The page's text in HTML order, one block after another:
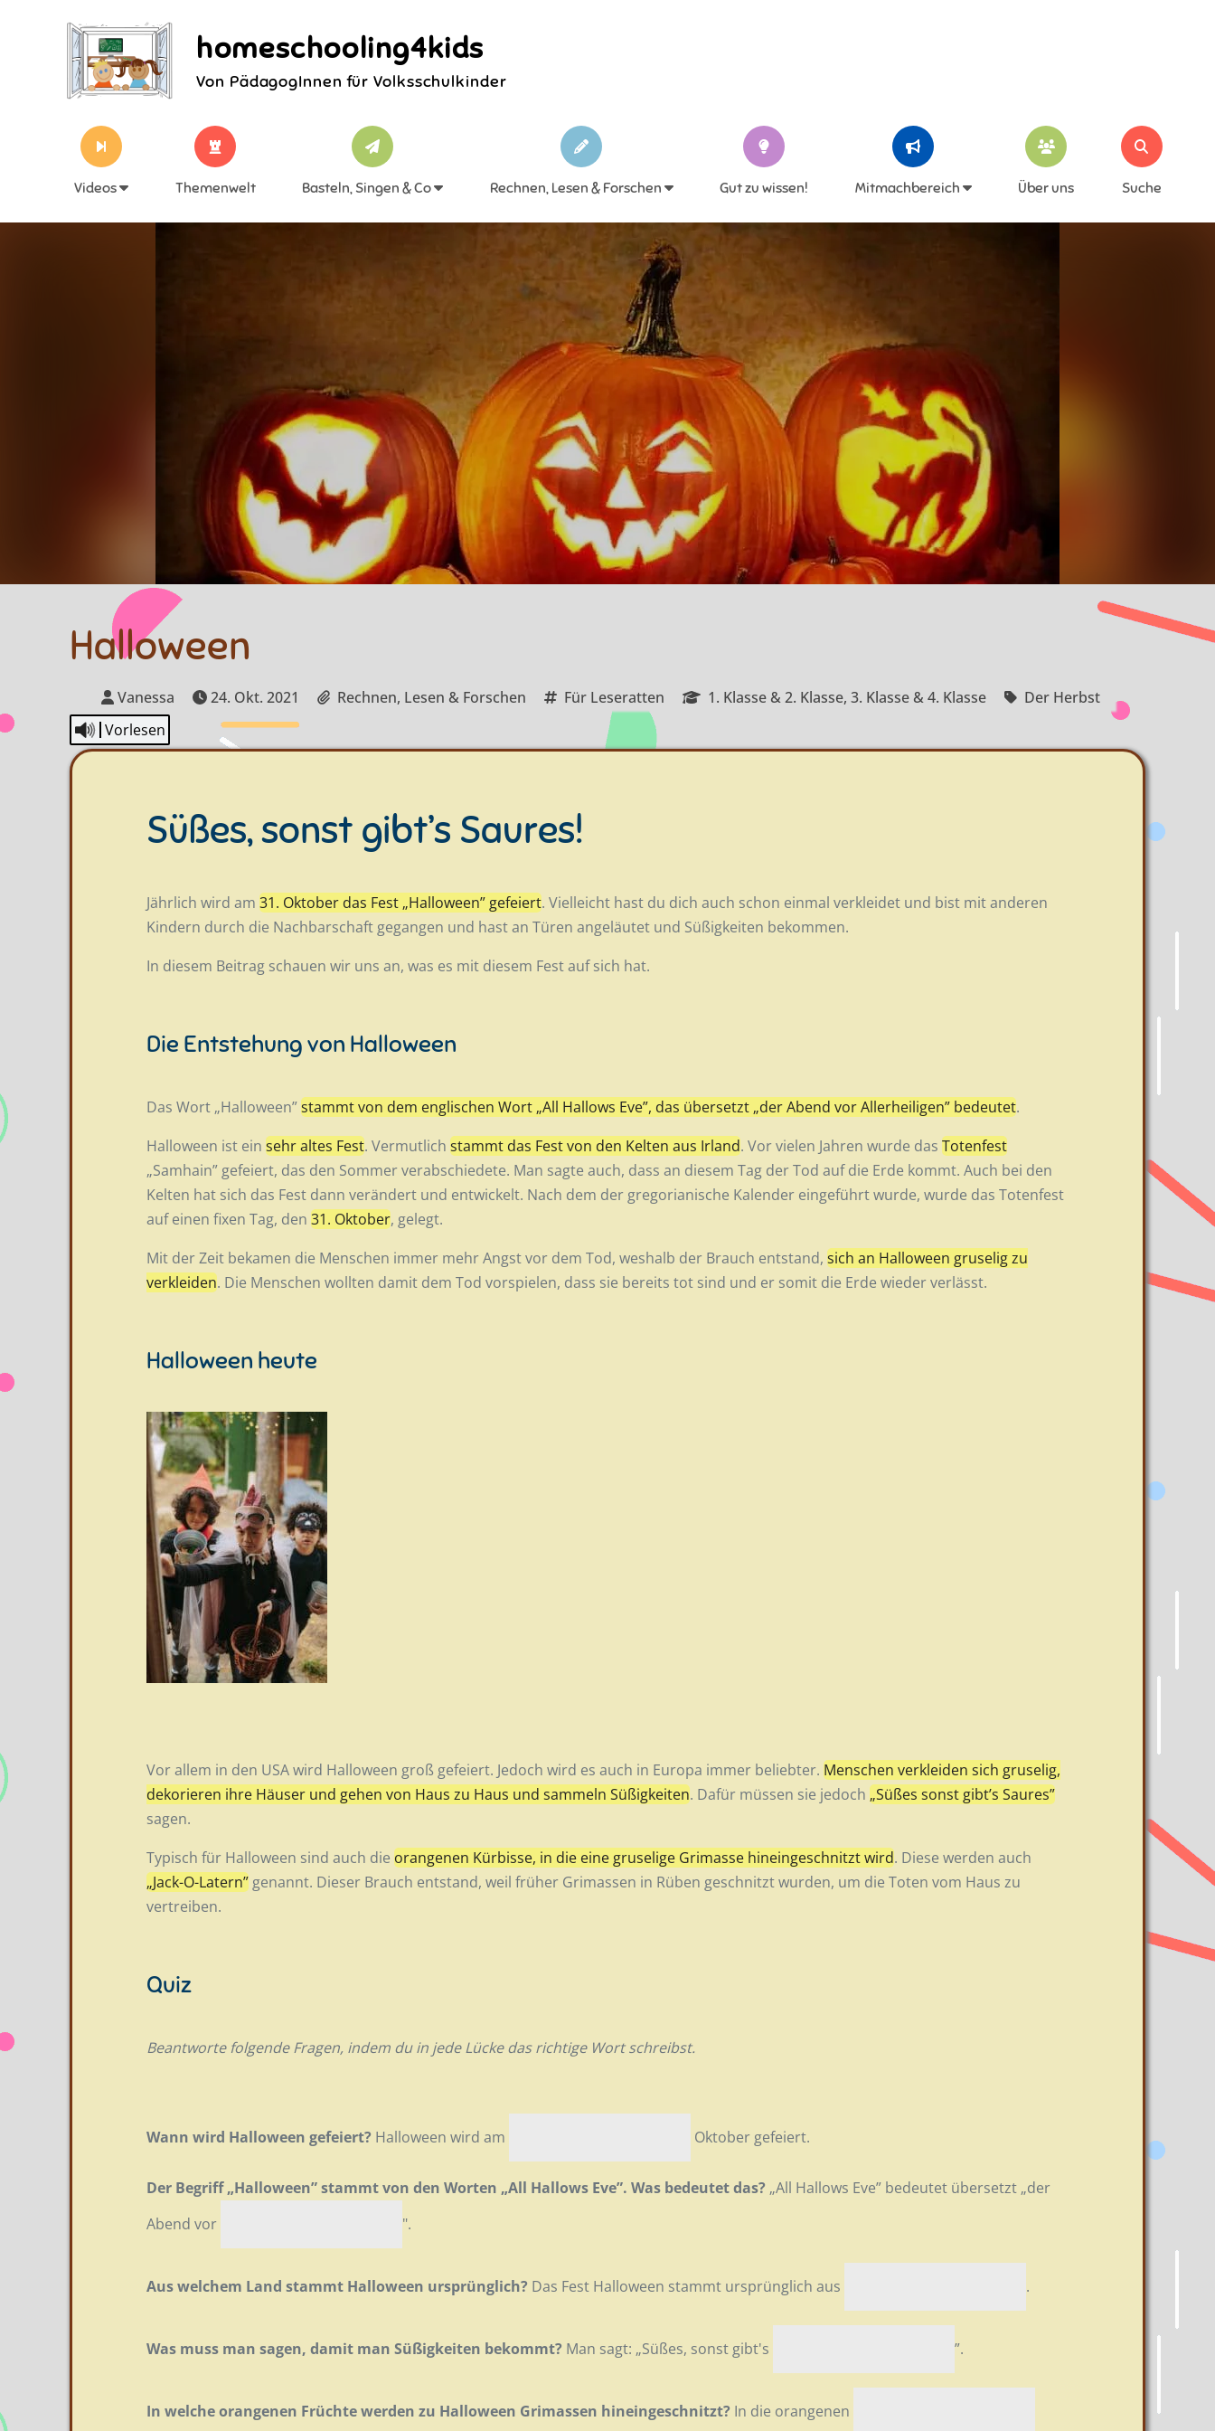
homeschooling4kids
Von PädagogInnen für Volksschulkinder
Videos Themenwelt Basteln, Singen & Co Rechnen, Lesen & Forschen Gut zu wissen! Mitmachbereich Über uns Suche
Halloween
Vanessa 24. Okt. 2021 Rechnen, Lesen & Forschen Für Leseratten 1. Klasse & 2. Klasse, 3. Klasse & 4. Klasse
Der Herbst
Vorlesen
Süßes, sonst gibt’s Saures!
Jährlich wird am 31. Oktober das Fest „Halloween” gefeiert. Vielleicht hast du dich auch schon einmal verkleidet und bist mit anderen
Kindern durch die Nachbarschaft gegangen und hast an Türen angeläutet und Süßigkeiten bekommen.
In diesem Beitrag schauen wir uns an, was es mit diesem Fest auf sich hat.
Die Entstehung von Halloween
Das Wort „Halloween”stammt von dem englischen Wort „All Hallows Eve”, das übersetzt „der Abend vor Allerheiligen” bedeutet.
Halloween ist ein sehr altes Fest. Vermutlich stammt das Fest von den Kelten aus Irland. Vor vielen Jahren wurde das Totenfest
„Samhain” gefeiert, das den Sommer verabschiedete. Man sagte auch, dass an diesem Tag der Tod auf die Erde kommt. Auch bei den
Kelten hat sich das Fest dann verändert und entwickelt. Nach dem der gregorianische Kalender eingeführt wurde, wurde das Totenfest
auf einen fixen Tag, den 31. Oktober, gelegt.
Mit der Zeit bekamen die Menschen immer mehr Angst vor dem Tod, weshalb der Brauch entstand, sich an Halloween gruselig zu
verkleiden. Die Menschen wollten damit dem Tod vorspielen, dass sie bereits tot sind und er somit die Erde wieder verlässt.
Halloween heute
Vor allem in den USA wird Halloween groß gefeiert. Jedoch wird es auch in Europa immer beliebter. Menschen verkleiden sich gruselig,
dekorieren ihre Häuser und gehen von Haus zu Haus und sammeln Süßigkeiten. Dafür müssen sie jedoch „Süßes sonst gibt’s Saures”
sagen.
Typisch für Halloween sind auch die orangenen Kürbisse, in die eine gruselige Grimasse hineingeschnitzt wird. Diese werden auch
„Jack-O-Latern” genannt. Dieser Brauch entstand, weil früher Grimassen in Rüben geschnitzt wurden, um die Toten vom Haus zu
vertreiben.
Quiz
Beantworte folgende Fragen, indem du in jede Lücke das richtige Wort schreibst.
Wann wird Halloween gefeiert? Halloween wird am Oktober gefeiert.
Der Begriff „Halloween” stammt von den Worten „All Hallows Eve”. Was bedeutet das? „All Hallows Eve” bedeutet übersetzt „der
Abend vor
".
Aus welchem Land stammt Halloween ursprünglich? Das Fest Halloween stammt ursprünglich aus .
Was muss man sagen, damit man Süßigkeiten bekommt? Man sagt: „Süßes, sonst gibt's ”.
In welche orangenen Früchte werden zu Halloween Grimassen hineingeschnitzt? In die orangenen